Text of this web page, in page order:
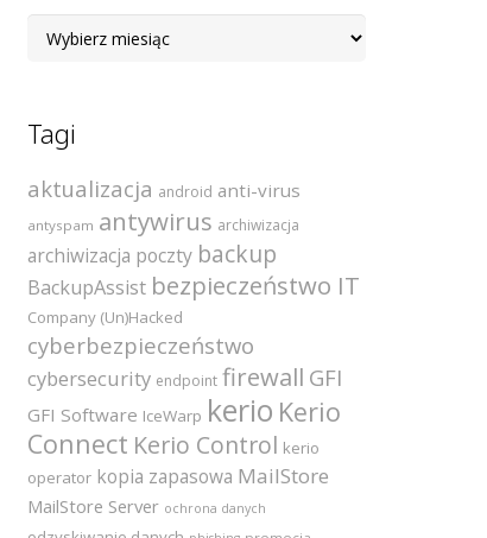
Archiwum
Tagi
aktualizacja android anti-virus
antyspam antywirus archiwizacja
archiwizacja poczty backup
BackupAssist bezpieczeństwo IT
Company (Un)Hacked
cyberbezpieczeństwo
cybersecurity endpoint firewall GFI
GFI Software IceWarp kerio Kerio
Connect Kerio Control kerio
operator kopia zapasowa MailStore
MailStore Server ochrona danych